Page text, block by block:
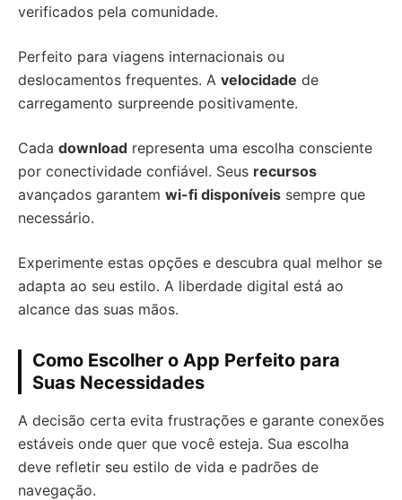
verificados pela comunidade.
Perfeito para viagens internacionais ou
deslocamentos frequentes. A velocidade de
carregamento surpreende positivamente.
Cada download representa uma escolha consciente
por conectividade confiável. Seus recursos
avançados garantem wi-fi disponíveis sempre que
necessário.
Experimente estas opções e descubra qual melhor se
adapta ao seu estilo. A liberdade digital está ao
alcance das suas mãos.
Como Escolher o App Perfeito para
Suas Necessidades
A decisão certa evita frustrações e garante conexões
estáveis onde quer que você esteja. Sua escolha
deve refletir seu estilo de vida e padrões de
navegação.